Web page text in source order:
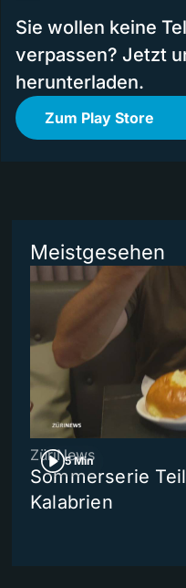
Sie wollen keine
verpassen? Jetzt
herunterladen.
Zum Play Store
Meistgesehen
5 Min
ZüriNews
Sommerserie
Kalabrien